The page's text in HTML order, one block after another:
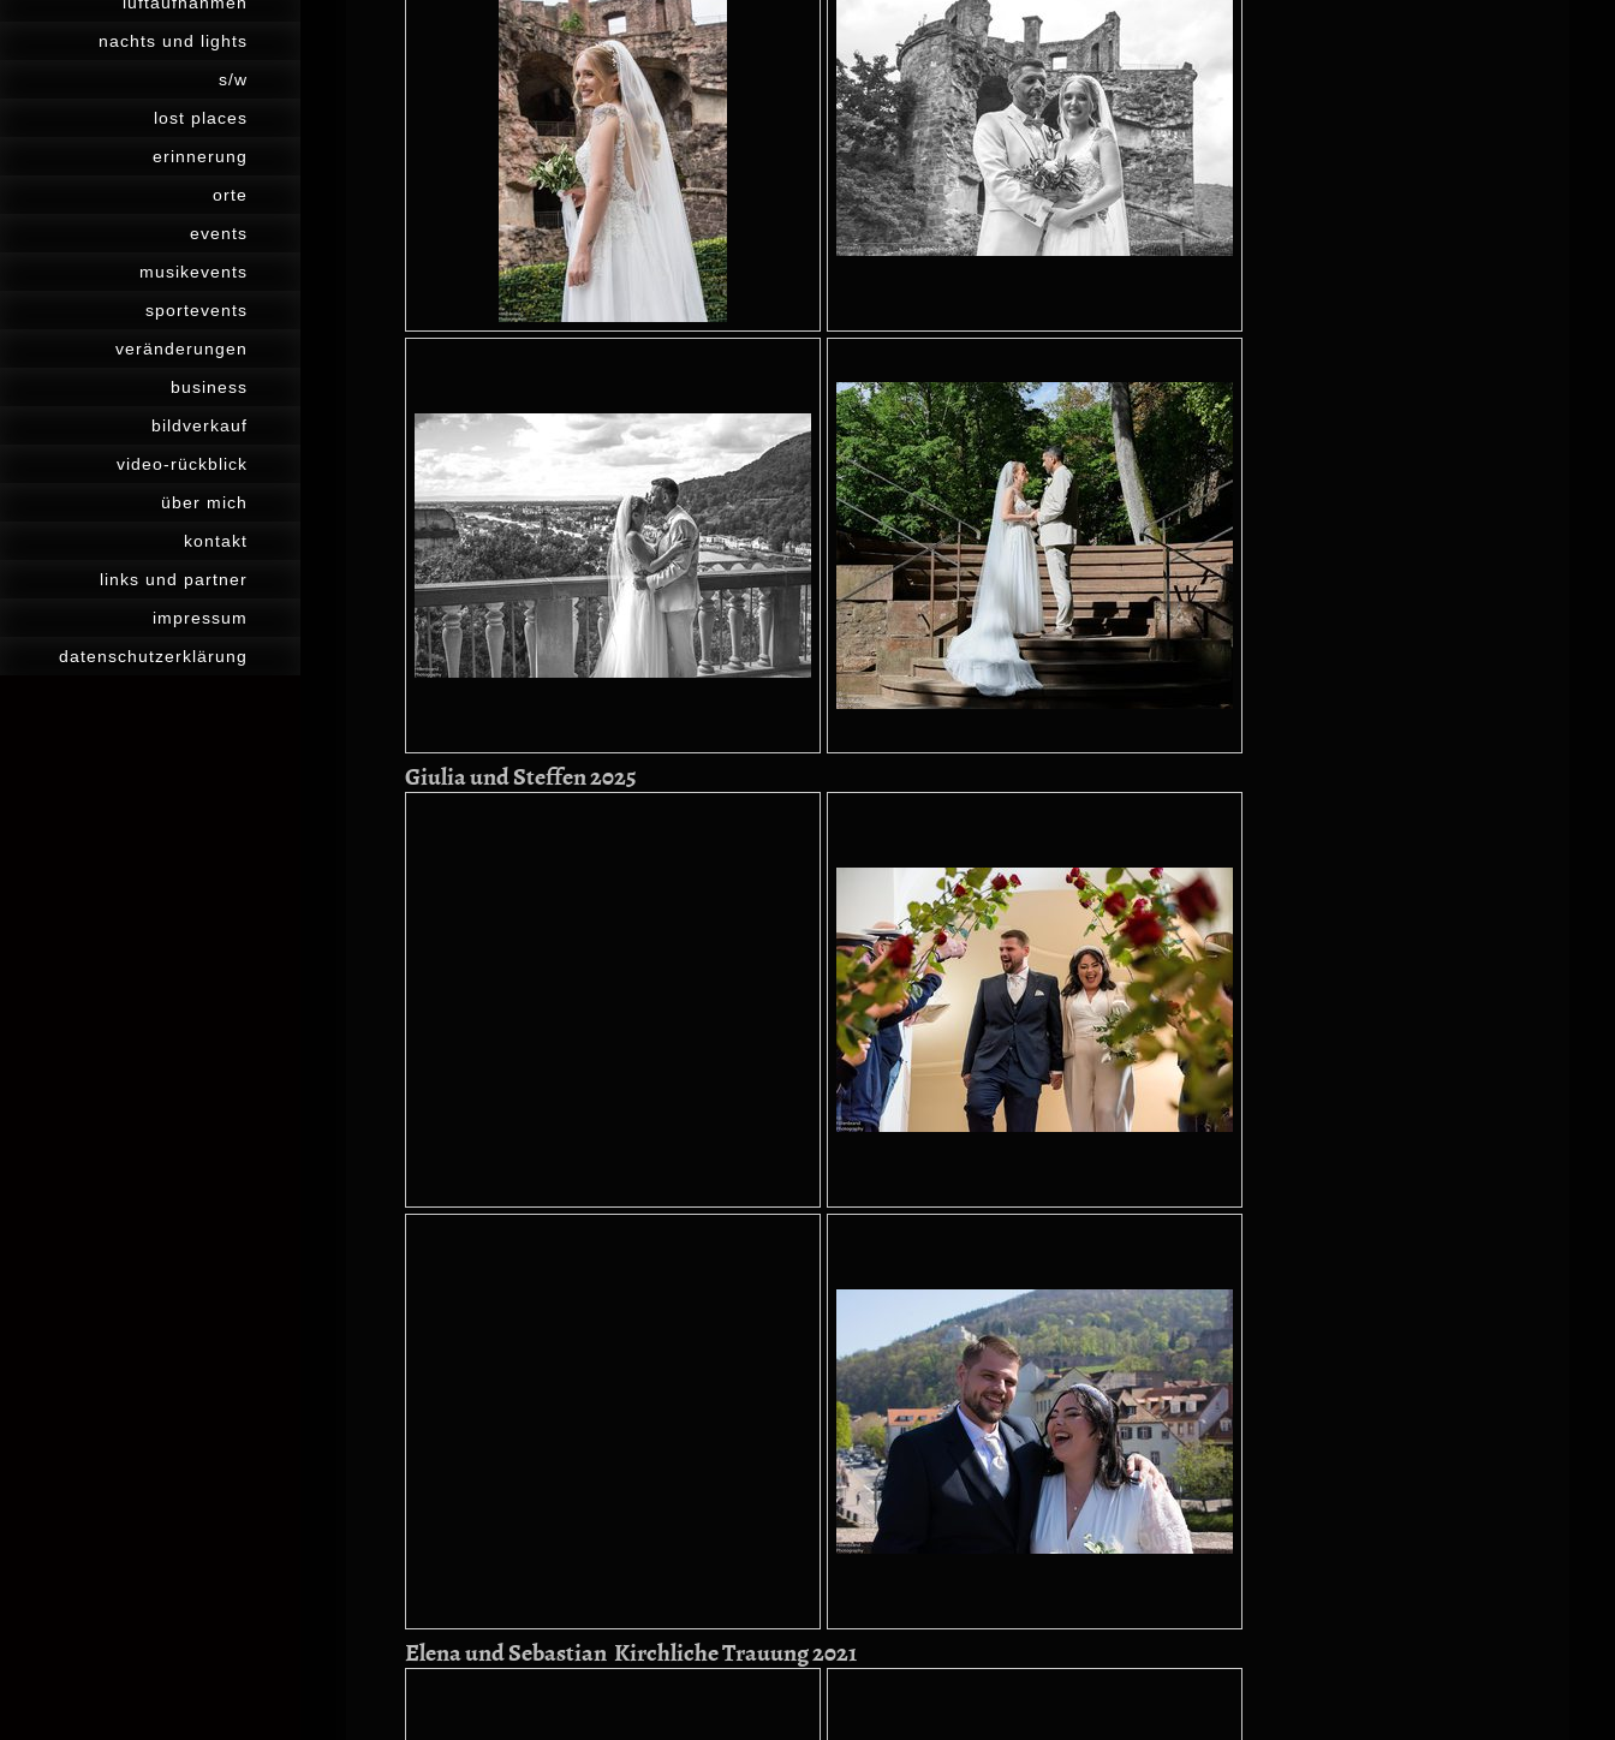
nachts und lights
s/w
lost places
erinnerung
orte
events
musikevents
sportevents
veränderungen
business
bildverkauf
video-rückblick
über mich
kontakt
links und partner
impressum
datenschutzerklärung
Giulia und Steffen 2025
Elena und Sebastian Kirchliche Trauung 2021